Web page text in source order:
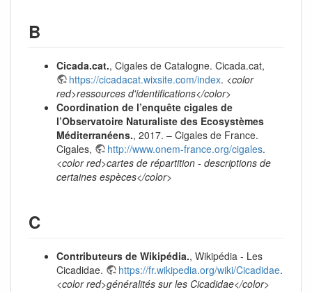
B
Cicada.cat., Cigales de Catalogne. Cicada.cat,
https://cicadacat.wixsite.com/index. <color
red>ressources d'identifications</color>
Coordination de l’enquête cigales de
l’Observatoire Naturaliste des Ecosystèmes
Méditerranéens., 2017. – Cigales de France.
Cigales,
http://www.onem-france.org/cigales.
<color red>cartes de répartition - descriptions de
certaines espèces</color>
C
Contributeurs de Wikipédia., Wikipédia - Les
Cicadidae.
https://fr.wikipedia.org/wiki/Cicadidae.
<color red>généralités sur les Cicadidae</color>